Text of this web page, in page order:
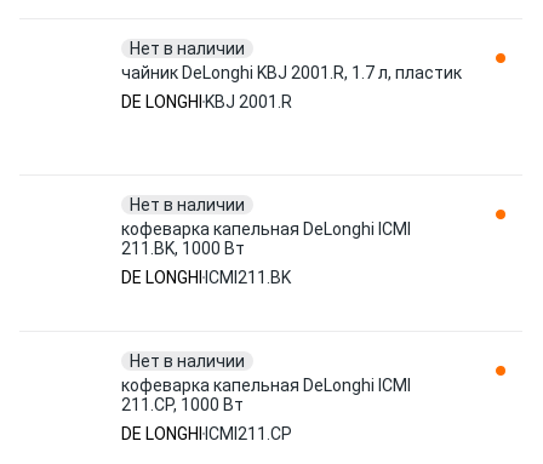
Нет в наличии
чайник DeLonghi KBJ 2001.R, 1.7 л, пластик
DE LONGHI KBJ 2001.R
Нет в наличии
кофеварка капельная DeLonghi ICMI
211.BK, 1000 Вт
DE LONGHI
ICMI211.BK
Нет в наличии
кофеварка капельная DeLonghi ICMI
211.CP, 1000 Вт
DE LONGHI
ICMI211.CP